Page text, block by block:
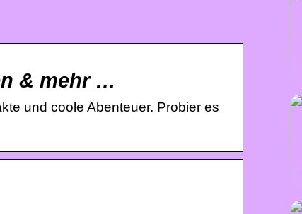
& mehr …
und coole Abenteuer. Probier es